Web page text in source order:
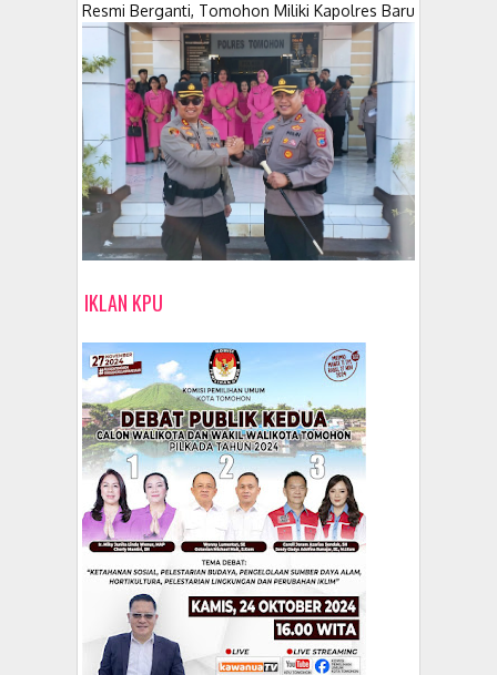
Resmi Berganti, Tomohon Miliki Kapolres Baru
IKLAN KPU